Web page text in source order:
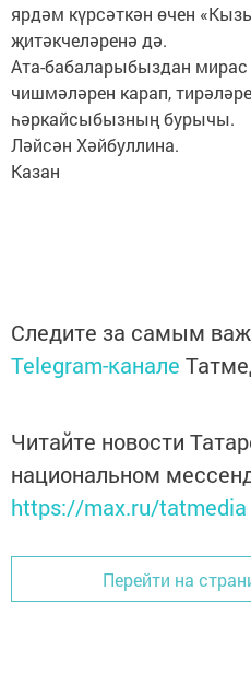
ярдәм күрсәткән өчен
җитәкчеләренә дә.
Ата-бабаларыбыздан
чишмәләрен карап,
һәркайсыбызның бурычы.
Ләйсән Хәйбуллина.
Казан
Следите за самым
Telegram-канале
Читайте новости
национальном
https://max.ru/tatmedia
Перейти на